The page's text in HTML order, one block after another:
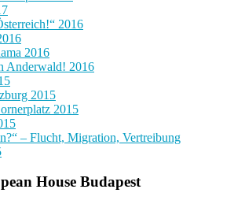
2016
2016
Anderwald! 2016
2015
2015
– Flucht, Migration, Vertreibung
House Budapest